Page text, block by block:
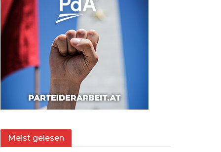
Meist gelesen